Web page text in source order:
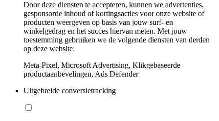
Door deze diensten te accepteren, kunnen we advertenties,
gesponsorde inhoud of kortingsacties voor onze website of
producten weergeven op basis van jouw surf- en
winkelgedrag en het succes hiervan meten. Met jouw
toestemming gebruiken we de volgende diensten van derden
op deze website:
Meta-Pixel, Microsoft Advertising, Klikgebaseerde
productaanbevelingen, Ads Defender
Uitgebreide conversietracking